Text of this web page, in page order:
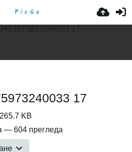
17
KB
— 604 прегледа